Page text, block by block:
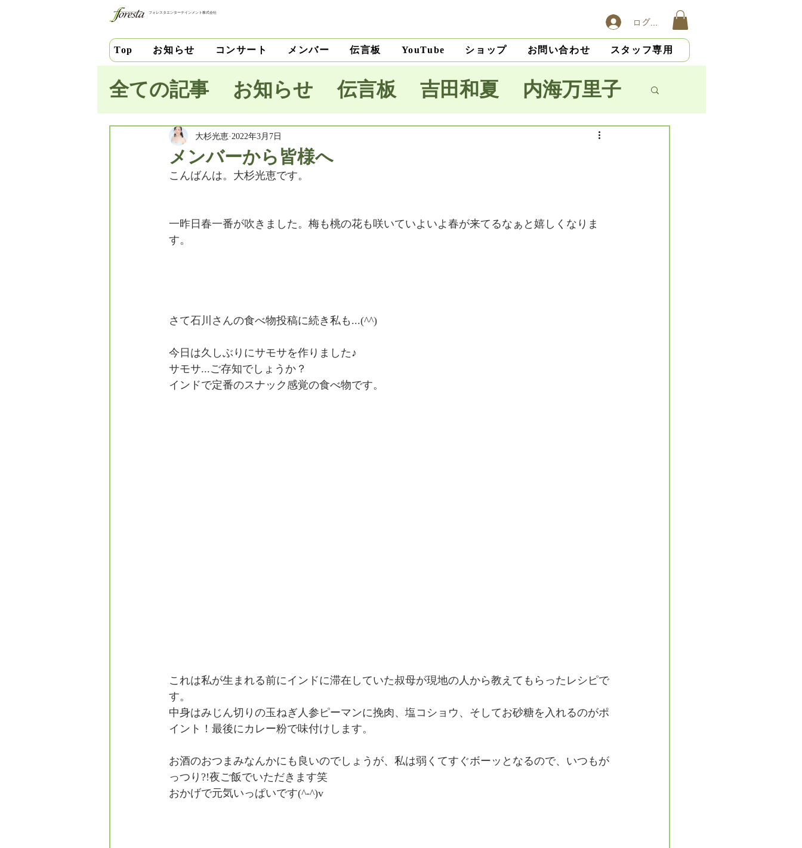
フォレスタエンターテインメント株式会社
ログイン
Top お知らせ コンサート メンバー 伝言板 YouTube ショップ お問い合わせ スタッフ専用
全ての記事 お知らせ 伝言板 吉田和夏 内海万里子
池田史花 三宅里菜
中安千晶 財木麗子
竹内直紀 山本将生 大野隆 石川和男 大杉光恵
メンバーから皆様へ
大杉光恵 2022年3月7日
こんばんは。大杉光恵です。
一昨日春一番が吹きました。梅も桃の花も咲いていよいよ春が来てるなぁと嬉しくなりま
す。
さて石川さんの食べ物投稿に続き私も...(^^)
今日は久しぶりにサモサを作りました♪
サモサ...ご存知でしょうか？
インドで定番のスナック感覚の食べ物です。
これは私が生まれる前にインドに滞在していた叔母が現地の人から教えてもらったレシピで
す。
中身はみじん切りの玉ねぎ人参ピーマンに挽肉、塩コショウ、そしてお砂糖を入れるのがポ
イント！最後にカレー粉で味付けします。
お酒のおつまみなんかにも良いのでしょうが、私は弱くてすぐボーッとなるので、いつもが
っつり?!夜ご飯でいただきます笑
おかげで元気いっぱいです(^-^)v